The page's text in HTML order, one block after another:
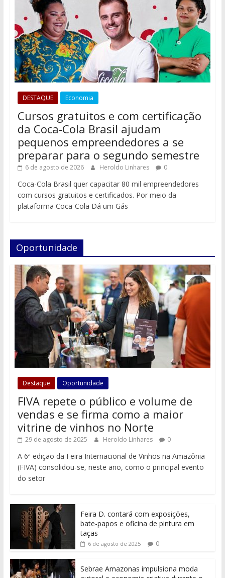
DESTAQUE Economia
Cursos gratuitos e com certificação
da Coca-Cola Brasil ajudam
pequenos empreendedores a se
preparar para o segundo semestre
6 de agosto de 2026 Heroldo Linhares 0
Coca-Cola Brasil quer capacitar 80 mil empreendedores
com cursos gratuitos e certificados. Por meio da
plataforma Coca-Cola Dá um Gás
Oportunidade
Destaque Oportunidade
FIVA repete o público e volume de
vendas e se firma como a maior
vitrine de vinhos no Norte
29 de agosto de 2025 Heroldo Linhares 0
A 6ª edição da Feira Internacional de Vinhos na Amazônia
(FIVA) consolidou-se, neste ano, como o principal evento
do setor
Feira D. contará com exposições,
bate-papos e oficina de pintura em
taças
6 de agosto de 2025 0
Sebrae Amazonas impulsiona moda